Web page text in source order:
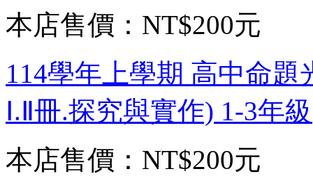
本店售價： NT$200元
114學年上學期 高中命題
Ⅰ.Ⅱ冊.探究與實作) 1-3年
本店售價： NT$200元